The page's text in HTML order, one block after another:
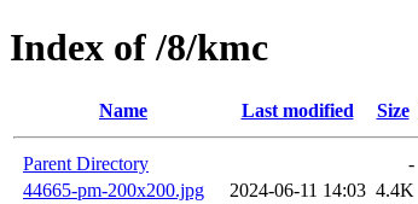
Index of /8/kmc
Name Last modified Size
Parent Directory
-
44665-pm-200x200.jpg
2024-06-11 14:03 4.4K